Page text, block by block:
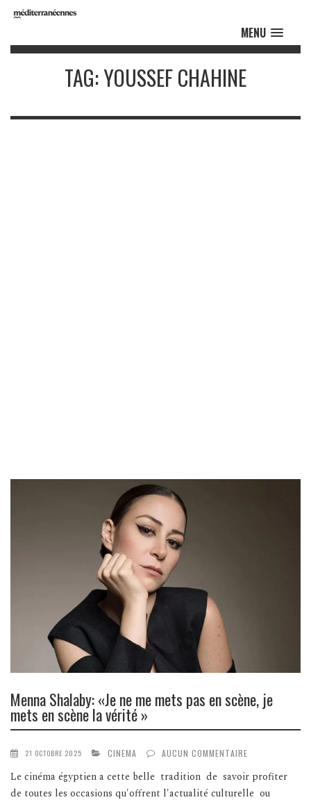
MENU
TAG: YOUSSEF CHAHINE
Menna Shalaby: «Je ne me mets pas en scène, je
mets en scène la vérité »
21 OCTOBRE 2025 CINEMA AUCUN COMMENTAIRE
Le cinéma égyptien a cette belle tradition de savoir profiter
de toutes les occasions qu'offrent l'actualité culturelle ou